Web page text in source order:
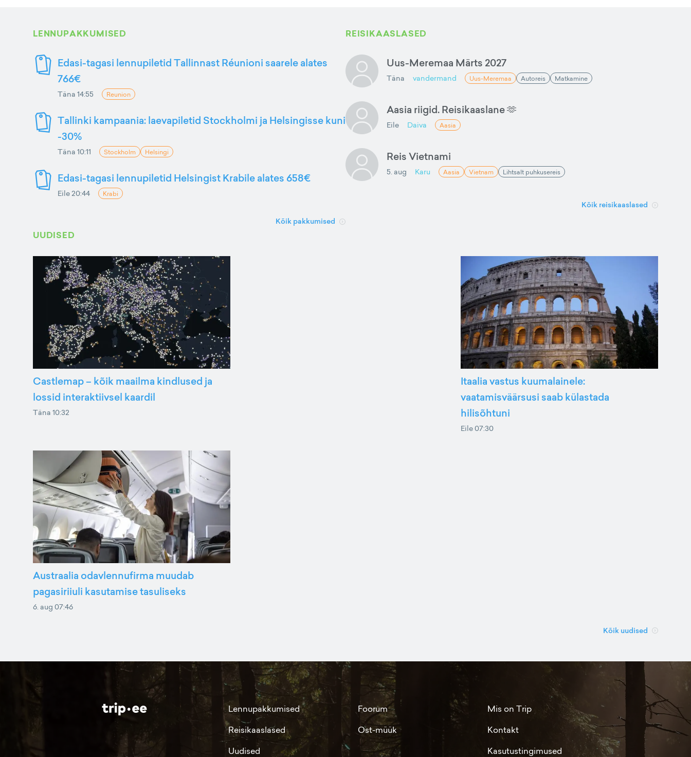
LENNUPAKKUMISED
Edasi-tagasi lennupiletid Tallinnast Réunioni saarele alates
766€
Täna 14:55 Reunion
Tallinki kampaania: laevapiletid Stockholmi ja Helsingisse kuni
-30%
Täna 10:11 Stockholm Helsingi
Edasi-tagasi lennupiletid Helsingist Krabile alates 658€
Eile 20:44 Krabi
Kõik pakkumised
REISIKAASLASED
Uus-Meremaa Märts 2027
Täna vandermand Uus-Meremaa Autoreis Matkamine
Aasia riigid. Reisikaaslane 🫶
Eile Daiva Aasia
Reis Vietnami
5. aug Karu Aasia Vietnam Lihtsalt puhkusereis
Kõik reisikaaslased
UUDISED
Castlemap – kõik maailma kindlused ja
lossid interaktiivsel kaardil
Täna 10:32
Itaalia vastus kuumalainele:
vaatamisväärsusi saab külastada
hilisõhtuni
Eile 07:30
Austraalia odavlennufirma muudab
pagasiriiuli kasutamise tasuliseks
6. aug 07:46
Kõik uudised
Lennupakkumised
Reisikaaslased
Uudised
Foorum
Ost-müük
Mis on Trip
Kontakt
Kasutustingimused